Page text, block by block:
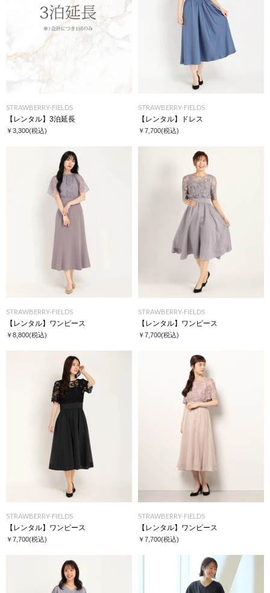
STRAWBERRY-FIELDS
【レンタル】3泊延長
￥3,300(税込)
STRAWBERRY-FIELDS
【レンタル】ドレス
￥7,700(税込)
STRAWBERRY-FIELDS
【レンタル】ワンピース
￥8,800(税込)
STRAWBERRY-FIELDS
【レンタル】ワンピース
￥7,700(税込)
STRAWBERRY-FIELDS
【レンタル】ワンピース
￥7,700(税込)
STRAWBERRY-FIELDS
【レンタル】ワンピース
￥7,700(税込)